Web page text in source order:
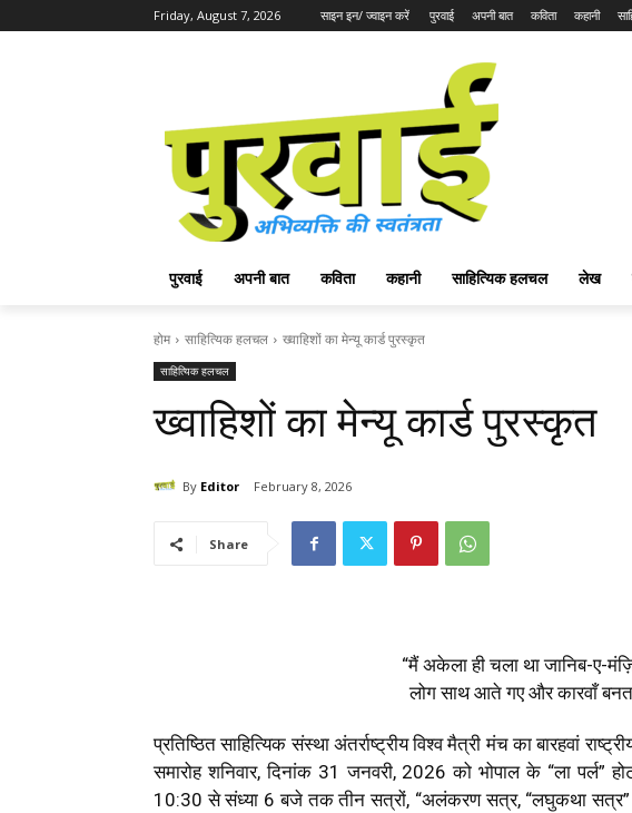
Friday, August 7, 2026 साइन इन/ ज्वाइन करें पुरवाई अपनी बात कविता कहानी
पुरवाई अपनी बात कविता कहानी साहित्यिक हलचल लेख
होम साहित्यिक हलचल ख्वाहिशों का मेन्यू कार्ड पुरस्कृत
साहित्यिक हलचल
ख्वाहिशों का मेन्यू कार्ड पुरस्कृत
By Editor February 8, 2026
Share
“मैं अकेला ही चला था जानिब-ए-
लोग साथ आते गए और कारवाँ
प्रतिष्ठित साहित्यिक संस्था अंतर्राष्ट्रीय विश्व मैत्री मंच का बारहवां
समारोह शनिवार, दिनांक 31 जनवरी, 2026 को भोपाल के “ला पर्ल”
10:30 से संध्या 6 बजे तक तीन सत्रों, “अलंकरण सत्र, “लघुकथा सत्र”